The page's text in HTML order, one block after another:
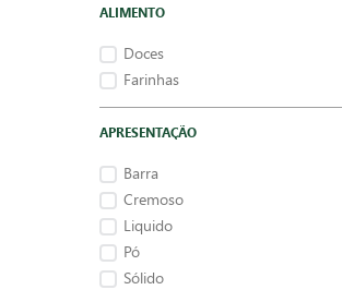
É Bom D+
ALIMENTO
Doces
Farinhas
APRESENTAÇÃO
Barra
Cremoso
Liquido
Pó
Sólido